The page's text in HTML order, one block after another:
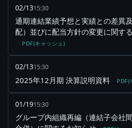
02/1315:30
通期連結業績予想と実績との差異
配）並びに配当方針の変更に関す
PDF(キャッシュ)
02/1315:30
2025年12月期 決算説明資料 PDF(
01/1915:30
グループ内組織再編（連結子会社